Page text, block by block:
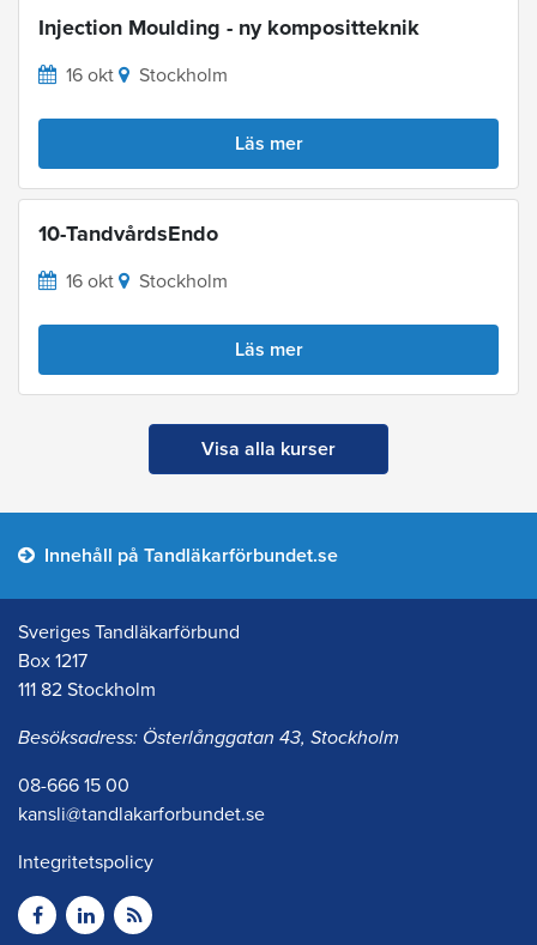
Injection Moulding - ny kompositteknik
16 okt Stockholm
Läs mer
10-TandvårdsEndo
16 okt Stockholm
Läs mer
Visa alla kurser
Innehåll på Tandläkarförbundet.se
Sveriges Tandläkarförbund
Box 1217
111 82 Stockholm
Besöksadress: Österlånggatan 43, Stockholm
08-666 15 00
kansli@tandlakarforbundet.se
Integritetspolicy